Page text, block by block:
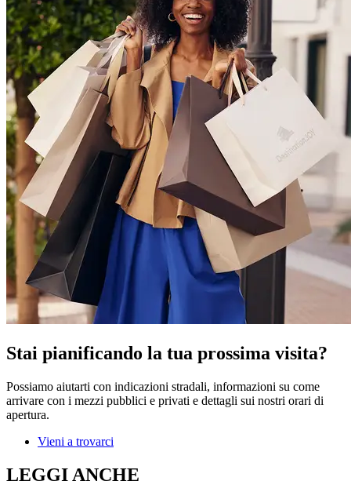
Stai pianificando la tua prossima visita?
Possiamo aiutarti con indicazioni stradali, informazioni su come
arrivare con i mezzi pubblici e privati e dettagli sui nostri orari di
apertura.
Vieni a trovarci
LEGGI ANCHE